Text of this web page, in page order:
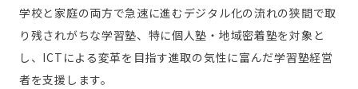
学校と家庭の両方で急速に進むデジタル化の流れの狭間で取
り残されがちな学習塾、特に個人塾・地域密着塾を対象と
し、ICTによる変革を目指す進取の気性に富んだ学習塾経営
者を支援します。